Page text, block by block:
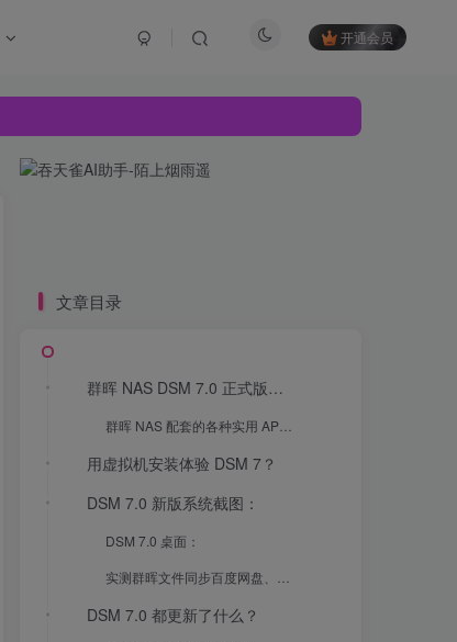
开通会员
文章目录
群晖 NAS DSM 7.0 正式版固件发布
用虚拟机安装体验 DSM 7？
DSM 7.0 新版系统截图：
DSM 7.0 桌面：
DSM 7.0 都更新了什么？